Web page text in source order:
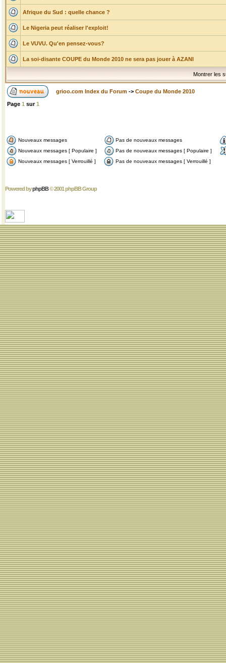
Afrique du Sud : quelle chance ?
Le Nigeria peut réaliser l'exploit!
Le VUVU. Qu'en pensez-vous?
La soi-disante COUPE du Monde 2010 ne sera pas jouer à AZANI
Montrer les
grioo.com Index du Forum -> Coupe du Monde 2010
Page 1 sur1
Nouveaux messages
Pas de nouveaux messages
Nouveaux messages [ Populaire ]
Pas de nouveaux messages [ Populaire ]
Nouveaux messages [ Verrouillé ]
Pas de nouveaux messages [ Verrouillé ]
Powered byphpBB© 2001 phpBB Group